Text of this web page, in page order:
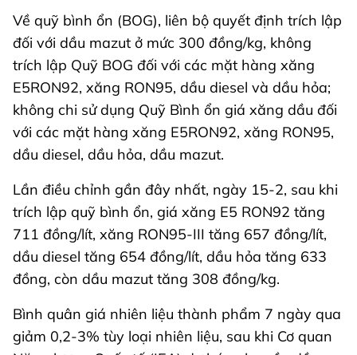
Về quỹ bình ổn (BOG), liên bộ quyết định trích lập
đối với dầu mazut ở mức 300 đồng/kg, không
trích lập Quỹ BOG đối với các mặt hàng xăng
E5RON92, xăng RON95, dầu diesel và dầu hỏa;
không chi sử dụng Quỹ Bình ổn giá xăng dầu đối
với các mặt hàng xăng E5RON92, xăng RON95,
dầu diesel, dầu hỏa, dầu mazut.
Lần điều chỉnh gần đây nhất, ngày 15-2, sau khi
trích lập quỹ bình ổn, giá xăng E5 RON92 tăng
711 đồng/lít, xăng RON95-III tăng 657 đồng/lít,
dầu diesel tăng 654 đồng/lít, dầu hỏa tăng 633
đồng, còn dầu mazut tăng 308 đồng/kg.
Bình quân giá nhiên liệu thành phẩm 7 ngày qua
giảm 0,2-3% tùy loại nhiên liệu, sau khi Cơ quan